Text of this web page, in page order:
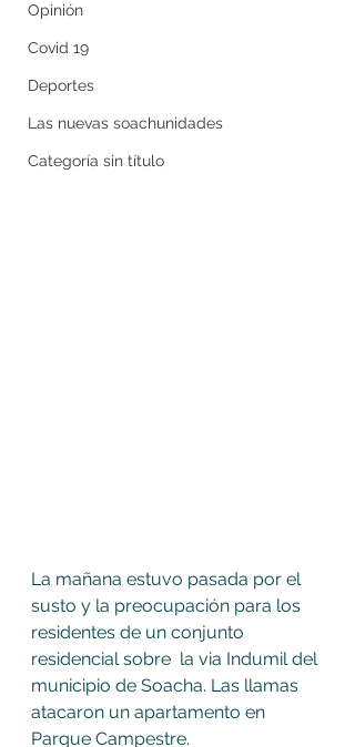
Opinión
Covid 19
Deportes
Las nuevas soachunidades
Categoría sin título
La mañana estuvo pasada por el
susto y la preocupación para los
residentes de un conjunto
residencial sobre  la via Indumil del
municipio de Soacha. Las llamas
atacaron un apartamento en
Parque Campestre.